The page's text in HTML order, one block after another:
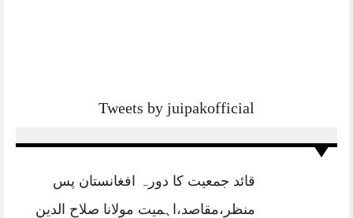
Tweets by juipakofficial
قائد جمعیت کا دورہ افغانستان پس
منظر،مقاصد،اہمیت مولانا صلاح الدین